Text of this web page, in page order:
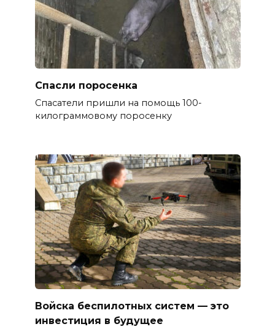
Спасли поросенка
Спасатели пришли на помощь 100-
килограммовому поросенку
Войска беспилотных систем — это
инвестиция в будущее